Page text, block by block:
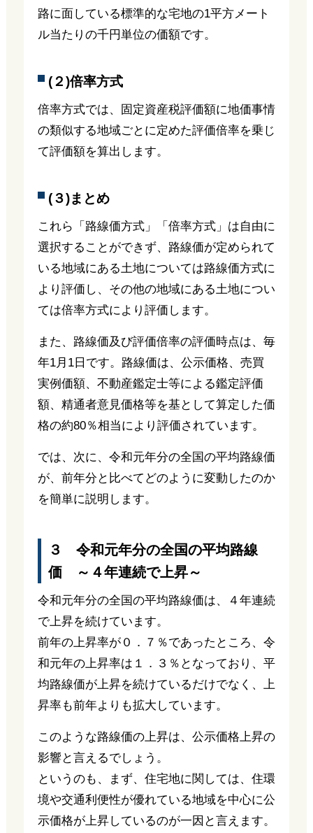
路に面している標準的な宅地の1平方メート
ル当たりの千円単位の価額です。
(２)倍率方式
倍率方式では、固定資産税評価額に地価事情
の類似する地域ごとに定めた評価倍率を乗じ
て評価額を算出します。
(３)まとめ
これら「路線価方式」「倍率方式」は自由に
選択することができず、路線価が定められて
いる地域にある土地については路線価方式に
より評価し、その他の地域にある土地につい
ては倍率方式により評価します。
また、路線価及び評価倍率の評価時点は、毎
年1月1日です。路線価は、公示価格、売買
実例価額、不動産鑑定士等による鑑定評価
額、精通者意見価格等を基として算定した価
格の約80％相当により評価されています。
では、次に、令和元年分の全国の平均路線価
が、前年分と比べてどのように変動したのか
を簡単に説明します。
３ 令和元年分の全国の平均路線
価 ～４年連続で上昇～
令和元年分の全国の平均路線価は、４年連続
で上昇を続けています。
前年の上昇率が０．７％であったところ、令
和元年の上昇率は１．３％となっており、平
均路線価が上昇を続けているだけでなく、上
昇率も前年よりも拡大しています。
このような路線価の上昇は、公示価格上昇の
影響と言えるでしょう。
というのも、まず、住宅地に関しては、住環
境や交通利便性が優れている地域を中心に公
示価格が上昇しているのが一因と言えます。